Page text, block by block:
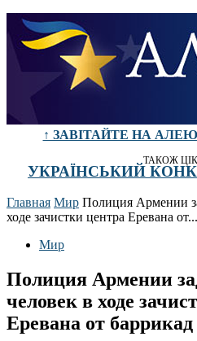
↑ ЗАВІТАЙТЕ НА АЛЕЮ
ТАКОЖ
УКРАЇНСЬКИЙ
Главная Мир Полиция Армении
ходе зачистки центра Еревана от...
Мир
Полиция Армении
человек в ходе
Еревана от баррикад